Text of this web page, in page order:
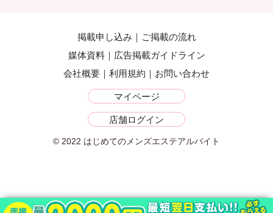
掲載申し込み
ご掲載の流れ
媒体資料
広告掲載ガイドライン
会社概要
利用規約 お問い合わせ
マイページ
店舗ログイン
© 2022 はじめてのメンズエステアルバイト